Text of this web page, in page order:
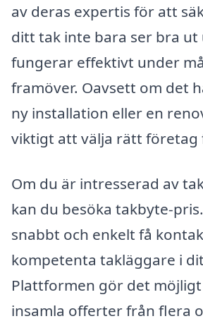
av deras expertis för att
ditt tak inte bara ser bra ut
fungerar effektivt under
framöver. Oavsett om det
ny installation eller en
viktigt att välja rätt företag
Om du är intresserad av
kan du besöka takbyte-
snabbt och enkelt få
kompetenta takläggare i
Plattformen gör det
insamla offerter från flera